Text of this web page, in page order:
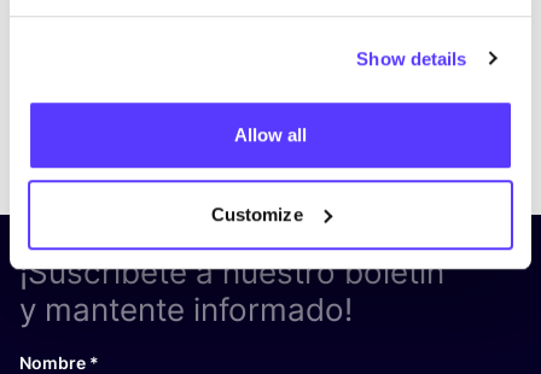
Show details
Allow all
Customize
¡Suscríbete a nuestro boletín
y mantente informado!
Nombre *